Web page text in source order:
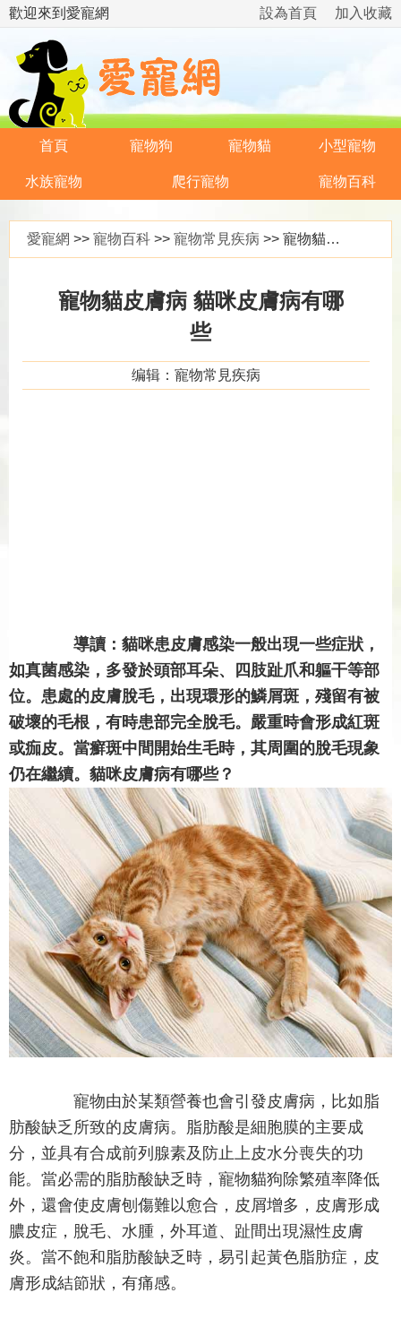
歡迎來到愛寵網 加入收藏
設為首頁
首頁 寵物狗 寵物貓 小型寵物
水族寵物 爬行寵物 寵物百科
愛寵網 >> 寵物百科 >> 寵物常見疾病 >> 寵物貓皮膚病 貓咪皮膚病有哪些
寵物貓皮膚病 貓咪皮膚病有哪
些
编辑：寵物常見疾病
導讀：貓咪患皮膚感染一般出現一些症狀，
如真菌感染，多發於頭部耳朵、四肢趾爪和軀干等部
位。患處的皮膚脫毛，出現環形的鱗屑斑，殘留有被
破壞的毛根，有時患部完全脫毛。嚴重時會形成紅斑
或痂皮。當癬斑中間開始生毛時，其周圍的脫毛現象
仍在繼續。貓咪皮膚病有哪些？
寵物由於某類營養也會引發皮膚病，比如脂
肪酸缺乏所致的皮膚病。脂肪酸是細胞膜的主要成
分，並具有合成前列腺素及防止上皮水分喪失的功
能。當必需的脂肪酸缺乏時，寵物貓狗除繁殖率降低
外，還會使皮膚刨傷難以愈合，皮屑增多，皮膚形成
膿皮症，脫毛、水腫，外耳道、趾間出現濕性皮膚
炎。當不飽和脂肪酸缺乏時，易引起黃色脂肪症，皮
膚形成結節狀，有痛感。